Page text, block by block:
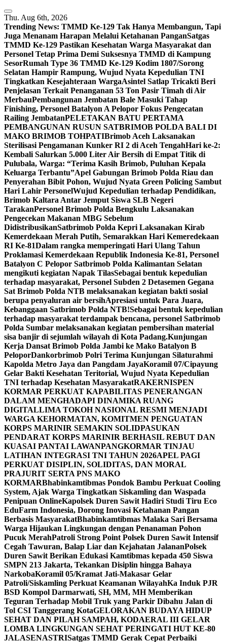
Skip
to
content
Thu. Aug 6th, 2026
Trending News: TMMD Ke-129 Tak Hanya Membangun, Tapi
Juga Menanam Harapan Melalui Ketahanan PanganSatgas
TMMD Ke-129 Pastikan Kesehatan Warga Masyarakat dan
Personel Tetap Prima Demi Suksesnya TMMD di Kampung
SesorRumah Type 36 TMMD Ke-129 Kodim 1807/Sorong
Selatan Hampir Rampung, Wujud Nyata Kepedulian TNI
Tingkatkan Kesejahteraan WargaAsintel Satlap Tricakti Beri
Penjelasan Terkait Penanganan 53 Ton Pasir Timah di Air
MerbauPembangunan Jembatan Bale Masuki Tahap
Finishing, Personel Batalyon A Pelopor Fokus Pengecatan
Railing JembatanPELETAKAN BATU PERTAMA
PEMBANGUNAN RUSUN SATBRIMOB POLDA BALI DI
MAKO BRIMOB TOHPATIBrimob Aceh Laksanakan
Sterilisasi Pengamanan Kunker RI 2 di Aceh TengahHari ke-2:
Kembali Salurkan 5.000 Liter Air Bersih di Empat Titik di
Pulubala, Warga: “Terima Kasih Brimob, Puluhan Kepala
Keluarga Terbantu”Apel Gabungan Brimob Polda Riau dan
Penyerahan Bibit Pohon, Wujud Nyata Green Policing Sambut
Hari Lahir PersonelWujud Kepedulian terhadap Pendidikan,
Brimob Kaltara Antar Jemput Siswa SLB Negeri
TarakanPersonel Brimob Polda Bengkulu Laksanakan
Pengecekan Makanan MBG Sebelum
DidistribusikanSatbrimob Polda Kepri Laksanakan Kirab
Kemerdekaan Merah Putih, Semarakkan Hari Kemeredekaan
RI Ke-81Dalam rangka memperingati Hari Ulang Tahun
Proklamasi Kemerdekaan Republik Indonesia Ke-81, Personel
Batalyon C Pelopor Satbrimob Polda Kalimantan Selatan
mengikuti kegiatan Napak TilasSebagai bentuk kepedulian
terhadap masyarakat, Personel Subden 2 Detasemen Gegana
Sat Brimob Polda NTB melaksanakan kegiatan bakti sosial
berupa penyaluran air bersihApresiasi untuk Para Juara,
Kebanggaan Satbrimob Polda NTB!Sebagai bentuk kepedulian
terhadap masyarakat terdampak bencana, personel Satbrimob
Polda Sumbar melaksanakan kegiatan pembersihan material
sisa banjir di sejumlah wilayah di Kota Padang.Kunjungan
Kerja Dansat Brimob Polda Jambi ke Mako Batalyon B
PeloporDankorbrimob Polri Terima Kunjungan Silaturahmi
Kapolda Metro Jaya dan Pangdam JayaKoramil 07/Cipayung
Gelar Bakti Kesehatan Teritorial, Wujud Nyata Kepedulian
TNI terhadap Kesehatan MasyarakatRAKERNISPEN
KORMAR PERKUAT KAPABILITAS PENERANGAN
DALAM MENGHADAPI DINAMIKA RUANG
DIGITALLIMA TOKOH NASIONAL RESMI MENJADI
WARGA KEHORMATAN, KOMITMEN PENGUATAN
KORPS MARINIR SEMAKIN SOLIDPASUKAN
PENDARAT KORPS MARINIR BERHASIL REBUT DAN
KUASAI PANTAI LAWANPANGKORMAR TINJAU
LATIHAN INTEGRASI TNI TAHUN 2026APEL PAGI
PERKUAT DISIPLIN, SOLIDITAS, DAN MORAL
PRAJURIT SERTA PNS MAKO
KORMARBhabinkamtibmas Pondok Bambu Perkuat Cooling
System, Ajak Warga Tingkatkan Siskamling dan Waspada
Penipuan OnlineKapolsek Duren Sawit Hadiri Studi Tiru Eco
EduFarm Indonesia, Dorong Inovasi Ketahanan Pangan
Berbasis MasyarakatBhabinkamtibmas Malaka Sari Bersama
Warga Hijaukan Lingkungan dengan Penanaman Pohon
Pucuk MerahPatroli Strong Point Polsek Duren Sawit Intensif
Cegah Tawuran, Balap Liar dan Kejahatan JalananPolsek
Duren Sawit Berikan Edukasi Kamtibmas kepada 450 Siswa
SMPN 213 Jakarta, Tekankan Disiplin hingga Bahaya
NarkobaKoramil 05/Kramat Jati-Makasar Gelar
Patroli/Siskamling Perkuat Keamanan WilayahKa Induk PJR
BSD Kompol Darmarwati, SH, MM, MH Memberikan
Teguran Terhadap Mobil Truk yang Parkir Dibahu Jalan di
Tol CSI Tanggerang KotaGELORAKAN BUDAYA HIDUP
SEHAT DAN PILAH SAMPAH, KODAERAL III GELAR
LOMBA LINGKUNGAN SEHAT PERINGATI HUT KE-80
JALASENASTRISatgas TMMD Gerak Cepat Perbaiki